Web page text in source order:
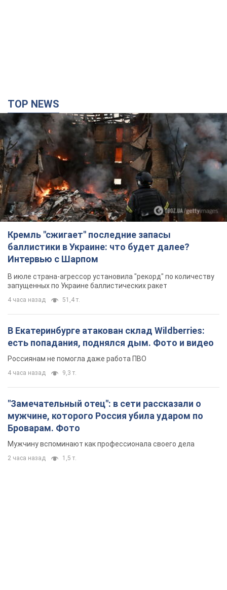
TOP NEWS
Кремль "сжигает" последние запасы
баллистики в Украине: что будет далее?
Интервью с Шарпом
В июле страна-агрессор установила "рекорд" по количеству
запущенных по Украине баллистических ракет
4 часа назад 51,4 т.
В Екатеринбурге атакован склад Wildberries:
есть попадания, поднялся дым. Фото и видео
Россиянам не помогла даже работа ПВО
4 часа назад 9,3 т.
"Замечательный отец": в сети рассказали о
мужчине, которого Россия убила ударом по
Броварам. Фото
Мужчину вспоминают как профессионала своего дела
2 часа назад 1,5 т.